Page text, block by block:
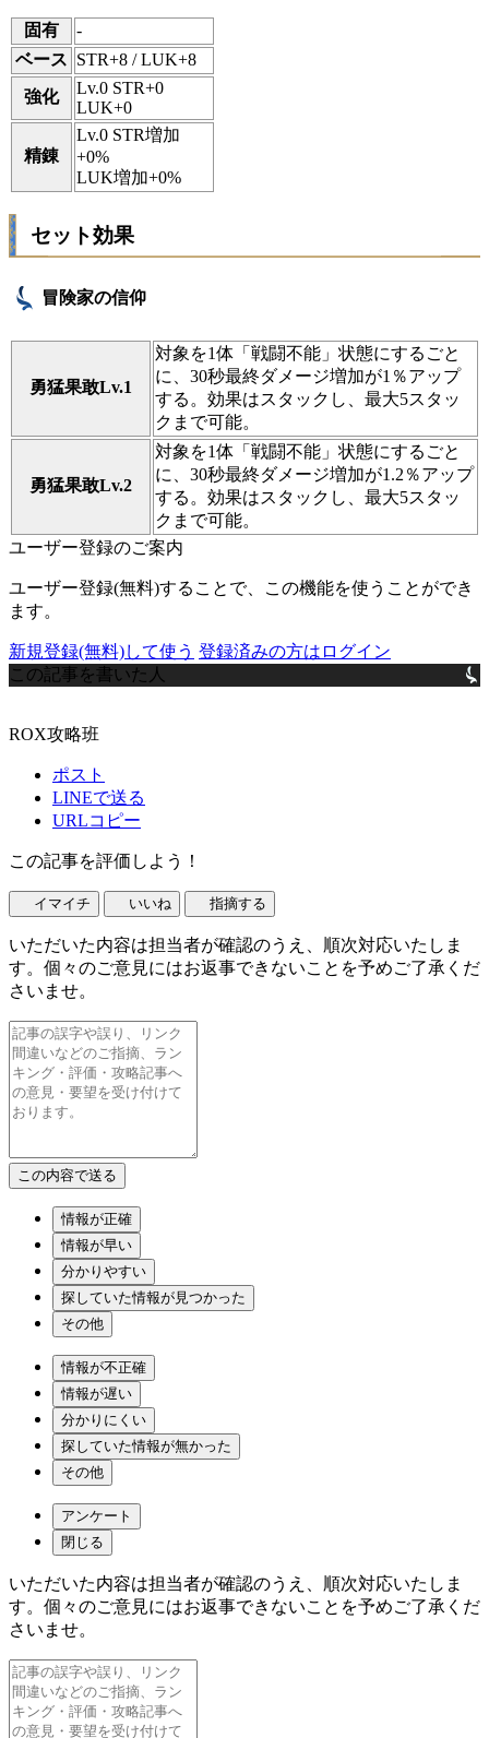
固有
-
ベース STR+8 / LUK+8
強化
Lv.0 STR+0
LUK+0
精錬
Lv.0 STR増加
+0%
LUK増加+0%
セット効果
冒険家の信仰
勇猛果敢Lv.1
対象を1体「戦闘不能」状態にするごと
に、30秒最終ダメージ増加が1％アップ
する。効果はスタックし、最大5スタッ
クまで可能。
勇猛果敢Lv.2
対象を1体「戦闘不能」状態にするごと
に、30秒最終ダメージ増加が1.2％アップ
する。効果はスタックし、最大5スタッ
クまで可能。
ユーザー登録のご案内
ユーザー登録(無料)することで、この機能を使うことができ
ます。
新規登録(無料)して使う 登録済みの方はログイン
この記事を書いた人
ROX攻略班
ポスト
LINEで送る
URLコピー
この記事を評価しよう！
イマイチ いいね 指摘する
いただいた内容は担当者が確認のうえ、順次対応いたしま
す。個々のご意見にはお返事できないことを予めご了承くだ
さいませ。
情報が正確
情報が早い
分かりやすい
探していた情報が見つかった
その他
情報が不正確
情報が遅い
分かりにくい
探していた情報が無かった
その他
アンケート
閉じる
いただいた内容は担当者が確認のうえ、順次対応いたしま
す。個々のご意見にはお返事できないことを予めご了承くだ
さいませ。